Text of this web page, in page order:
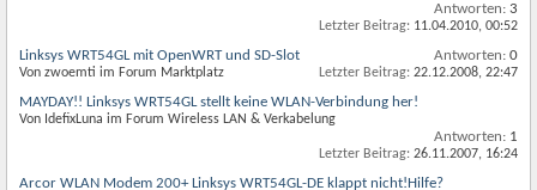
Antworten: 3
Letzter Beitrag: 11.04.2010, 00:52
Linksys WRT54GL mit OpenWRT und SD-Slot
Von zwoemti im Forum Marktplatz
Antworten: 0
Letzter Beitrag: 22.12.2008, 22:47
MAYDAY!! Linksys WRT54GL stellt keine WLAN-Verbindung her!
Von IdefixLuna im Forum Wireless LAN & Verkabelung
Antworten: 1
Letzter Beitrag: 26.11.2007, 16:24
Arcor WLAN Modem 200+ Linksys WRT54GL-DE klappt nicht!Hilfe?